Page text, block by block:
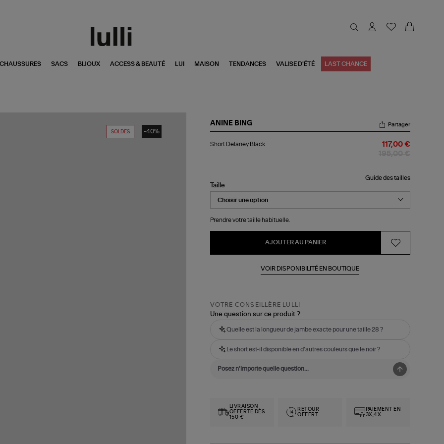
CHAUSSURES SACS BIJOUX ACCESS & BEAUTÉ LUI MAISON TENDANCES VALISE D'ÉTÉ LAST CHANCE
SOLDES -40%
ANINE BING
Delaney
Partager
Short Delaney Black 117,00 €
Guide des tailles
Taille
Prendre votre taille habituelle.
AJOUTER AU PANIER
VOIR DISPONIBILITÉ EN BOUTIQUE
VOTRE CONSEILLÈRE LULLI
Une question sur ce produit ?
Quelle est la longueur de jambe exacte pour une taille 28 ?
Le short est-il disponible en d'autres couleurs que le noir ?
LIVRAISON
OFFERTE DÈS
150 €
RETOUR
OFFERT
PAIEMENT EN
3X,4X